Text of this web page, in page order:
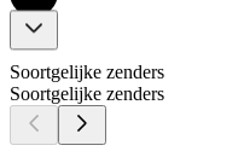
Soortgelijke zenders
Soortgelijke zenders